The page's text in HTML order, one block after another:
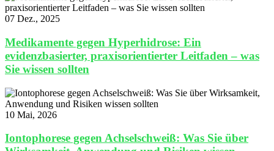
07 Dez., 2025
Medikamente gegen Hyperhidrose: Ein
evidenzbasierter, praxisorientierter Leitfaden – was
Sie wissen sollten
10 Mai, 2026
Iontophorese gegen Achselschweiß: Was Sie über